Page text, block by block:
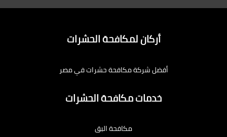
أركان لمكافحة الحشرات
أفضل شركة مكافحة حشرات في مصر
خدمات مكافحة الحشرات
مكافحة البق